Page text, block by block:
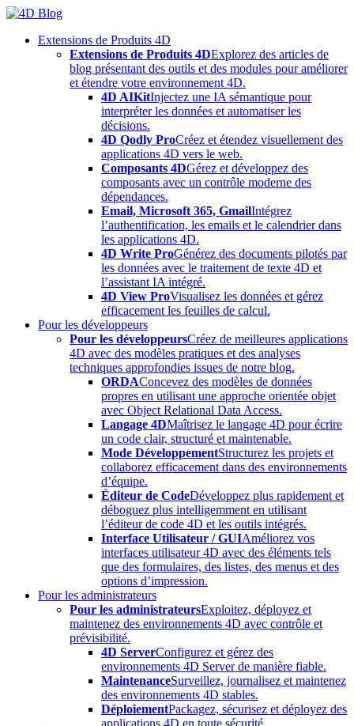
Skip
contentExtensions de Produits 4D
Extensions de Produits 4DExplorez des articles de
blog présentant des outils et des modules pour améliorer
et étendre votre environnement 4D.
4D AIKitInjectez une IA sémantique pour
interpréter les données et automatiser les
décisions.
4D Qodly ProCréez et étendez visuellement des
applications 4D vers le web.
Composants 4DGérez et développez des
composants avec un contrôle moderne des
dépendances.
Email, Microsoft 365, GmailIntégrez
l’authentification, les emails et le calendrier dans
les applications 4D.
4D Write ProGénérez des documents pilotés par
les données avec le traitement de texte 4D et
l’assistant IA intégré.
4D View ProVisualisez les données et gérez
efficacement les feuilles de calcul.
Pour les développeurs
Pour les développeursCréez de meilleures applications
4D avec des modèles pratiques et des analyses
techniques approfondies issues de notre blog.
ORDAConcevez des modèles de données
propres en utilisant une approche orientée objet
avec Object Relational Data Access.
Langage 4DMaîtrisez le langage 4D pour écrire
un code clair, structuré et maintenable.
Mode DéveloppementStructurez les projets et
collaborez efficacement dans des environnements
d’équipe.
Éditeur de CodeDéveloppez plus rapidement et
déboguez plus intelligemment en utilisant
l’éditeur de code 4D et les outils intégrés.
Interface Utilisateur / GUIAméliorez vos
interfaces utilisateur 4D avec des éléments tels
que des formulaires, des listes, des menus et des
options d’impression.
Pour les administrateurs
Pour les administrateursExploitez, déployez et
maintenez des environnements 4D avec contrôle et
prévisibilité.
4D ServerConfigurez et gérez des
environnements 4D Server de manière fiable.
MaintenanceSurveillez, journalisez et maintenez
des environnements 4D stables.
DéploiementPackagez, sécurisez et déployez des
applications 4D en toute sécurité.